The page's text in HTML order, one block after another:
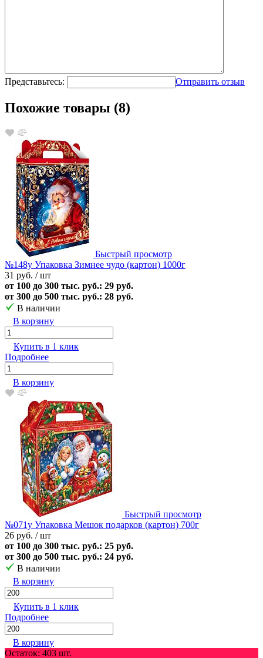
Представьтесь: Отправить отзыв
Похожие товары (8)
Быстрый просмотр
№148у Упаковка Зимнее чудо (картон) 1000г
31 руб. / шт
от 100 до 300 тыс. руб.: 29 руб.
от 300 до 500 тыс. руб.: 28 руб.
В наличии
В корзину
Купить в 1 клик
Подробнее
В корзину
Быстрый просмотр
№071у Упаковка Мешок подарков (картон) 700г
26 руб. / шт
от 100 до 300 тыс. руб.: 25 руб.
от 300 до 500 тыс. руб.: 24 руб.
В наличии
В корзину
Купить в 1 клик
Подробнее
В корзину
Остаток: 403 шт.